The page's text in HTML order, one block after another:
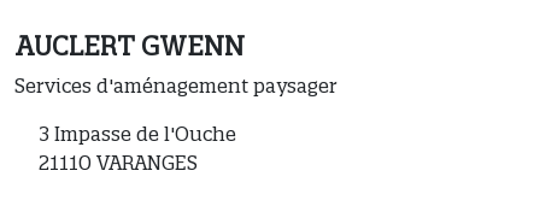
AUCLERT GWENN
Services d'aménagement paysager
3 Impasse de l'Ouche
21110 VARANGES